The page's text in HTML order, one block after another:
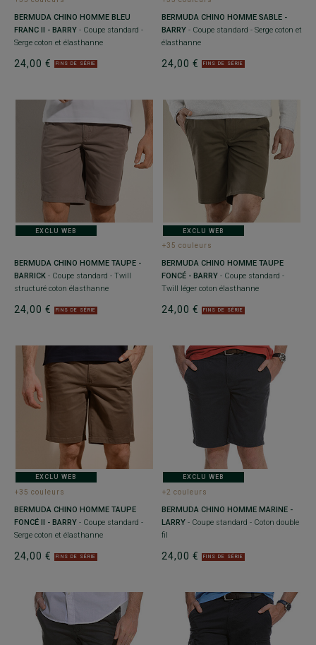
BERMUDA CHINO HOMME BLEU
FRANC II - BARRY - Coupe standard -
Serge coton et élasthanne
24,00 € FINS DE SÉRIE
BERMUDA CHINO HOMME SABLE -
BARRY - Coupe standard - Serge coton et
élasthanne
24,00 € FINS DE SÉRIE
EXCLU WEB
BERMUDA CHINO HOMME TAUPE -
BARRICK - Coupe standard - Twill
structuré coton élasthanne
24,00 € FINS DE SÉRIE
EXCLU WEB
+35 couleurs
BERMUDA CHINO HOMME TAUPE
FONCÉ - BARRY - Coupe standard -
Twill léger coton élasthanne
24,00 € FINS DE SÉRIE
EXCLU WEB
+35 couleurs
BERMUDA CHINO HOMME TAUPE
FONCÉ II - BARRY - Coupe standard -
Serge coton et élasthanne
24,00 € FINS DE SÉRIE
EXCLU WEB
+2 couleurs
BERMUDA CHINO HOMME MARINE -
LARRY - Coupe standard - Coton double
fil
24,00 € FINS DE SÉRIE